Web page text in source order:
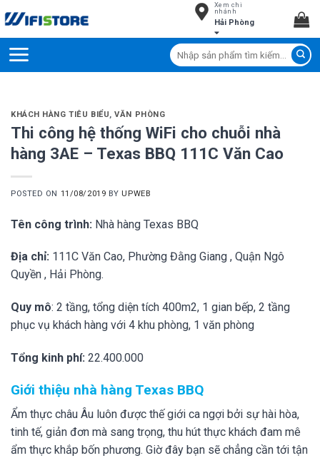
to
Xem chi
nhánh
Hải Phòng
Tìm
kiếm:
KHÁCH HÀNG TIÊU BIỂU,VĂN PHÒNG
Thi công hệ thống WiFi cho chuỗi nhà
hàng 3AE – Texas BBQ 111C Văn Cao
POSTED ON 11/08/2019 BY UPWEB
Tên công trình: Nhà hàng Texas BBQ
Địa chỉ: 111C Văn Cao, Phường Đằng Giang , Quận Ngô
Quyền , Hải Phòng.
Quy mô: 2 tầng, tổng diện tích 400m2, 1 gian bếp, 2 tầng
phục vụ khách hàng với 4 khu phòng, 1 văn phòng
Tổng kinh phí: 22.400.000
Giới thiệu nhà hàng Texas BBQ
Ẩm thực châu Âu luôn được thế giới ca ngợi bởi sự hài hòa,
tinh tế, giản đơn mà sang trọng, thu hút thực khách đam mê
ẩm thực khắp bốn phương. Giờ đây bạn sẽ chẳng cần tới tận